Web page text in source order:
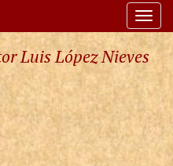
Luis López Nieves